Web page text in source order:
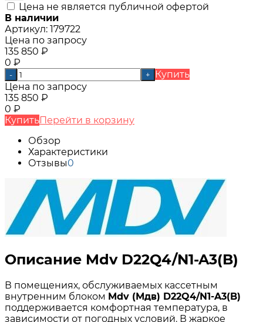
Цена не является публичной офертой
В наличии
Артикул: 179722
Цена по запросу
135 850 ₽
0 ₽
- +
Купить
Цена по запросу
135 850 ₽
0 ₽
КупитьПерейти в корзину
Обзор
Характеристики
Отзывы0
Описание Mdv D22Q4/N1-A3(B)
В помещениях, обслуживаемых кассетным
внутренним блоком Mdv (Мдв) D22Q4/N1-A3(B)
поддерживается комфортная температура, в
зависимости от погодных условий. В жаркое